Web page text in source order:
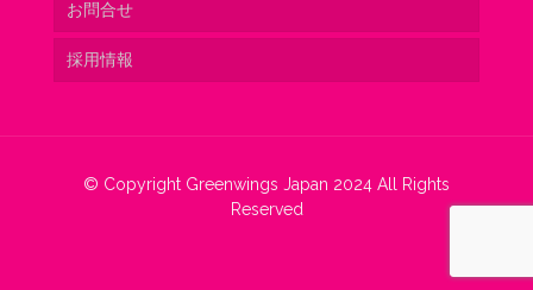
チリ
ニュージーランド
安定した出荷体制
品質管理
グリーンウィングスよりご挨拶
会社概要
お問合せ
採用情報
© Copyright Greenwings Japan 2024 All Rights
Reserved